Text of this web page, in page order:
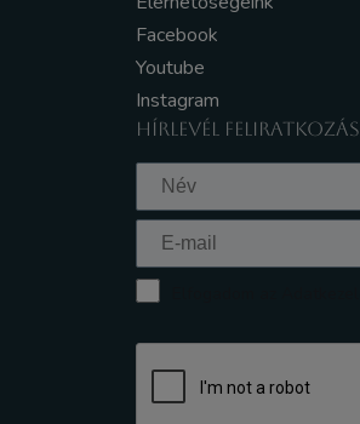
Facebook
Youtube
Instagram
HÍRLEVÉL FELIRATKOZÁS